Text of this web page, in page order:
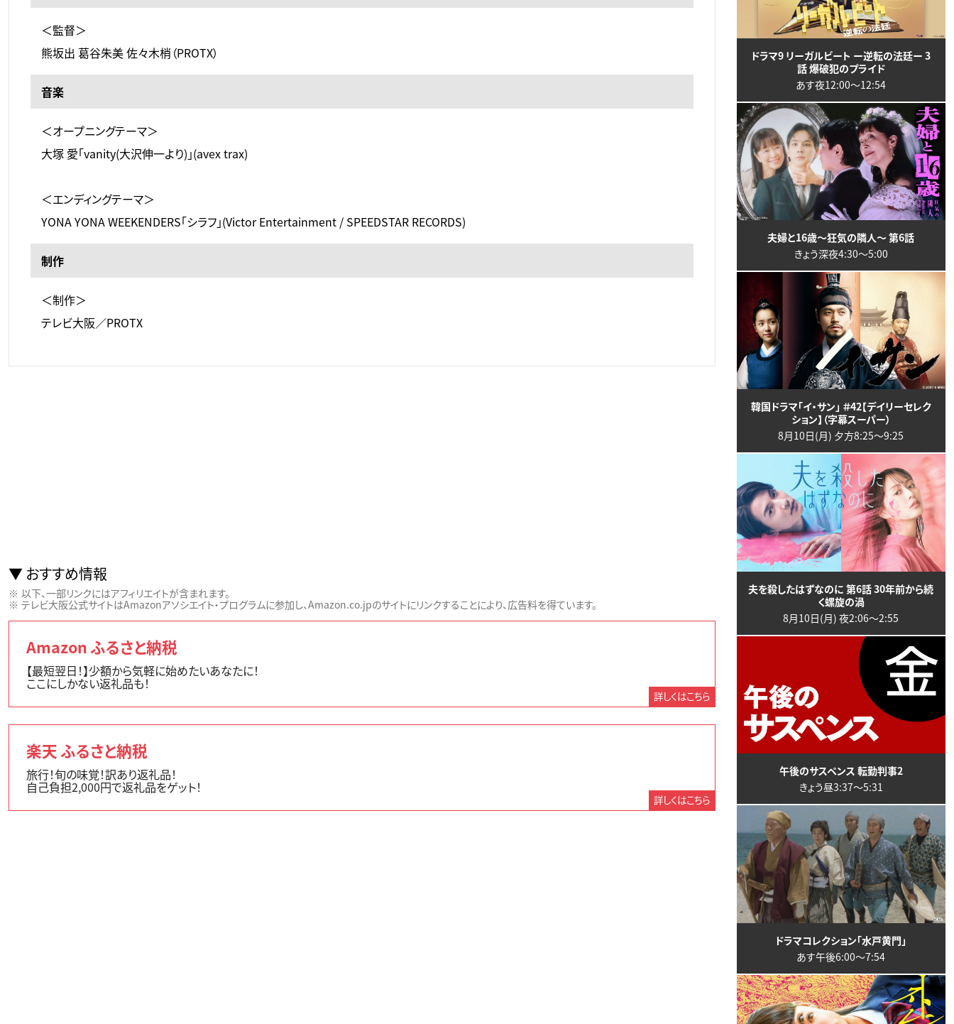
＜監督＞
熊坂出 葛谷朱美 佐々木梢（PROTX）
音楽
＜オープニングテーマ＞
大塚 愛「vanity(大沢伸一より)」(avex trax)
＜エンディングテーマ＞
YONA YONA WEEKENDERS「シラフ」(Victor Entertainment / SPEEDSTAR RECORDS)
制作
＜制作＞
テレビ大阪／PROTX
おすすめ情報
以下、一部リンクにはアフィリエイトが含まれます。
テレビ大阪公式サイトはAmazonアソシエイト・プログラムに参加し、Amazon.co.jpのサイトにリンクすることにより、広告料を得ています。
Amazon ふるさと納税
【最短翌日！】少額から気軽に始めたいあなたに！
ここにしかない返礼品も！
詳しくはこちら
楽天 ふるさと納税
旅行！旬の味覚！訳あり返礼品！
自己負担2,000円で返礼品をゲット！
詳しくはこちら
ドラマ9 リーガルビート ー逆転の法廷ー 3
話 爆破犯のプライド
あす夜12:00〜12:54
夫婦と16歳～狂気の隣人～ 第6話
きょう深夜4:30〜5:00
韓国ドラマ「イ・サン」 ＃42【デイリーセレク
ション】（字幕スーパー）
8月10日(月) 夕方8:25〜9:25
夫を殺したはずなのに 第6話 30年前から続
く螺旋の渦
8月10日(月) 夜2:06〜2:55
午後のサスペンス 転勤判事2
きょう昼3:37〜5:31
ドラマコレクション「水戸黄門」
あす午後6:00〜7:54